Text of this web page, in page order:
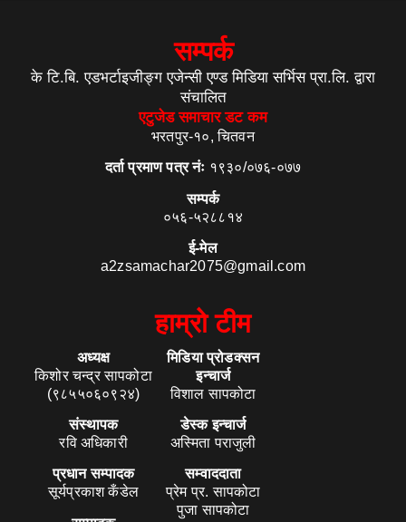
सम्पर्क
के टि.बि. एडभर्टाइजीङ्ग एजेन्सी एण्ड मिडिया सर्भिस प्रा.लि. द्वारा
संचालित
एटुजेड समाचार डट कम
भरतपुर-१०, चितवन
दर्ता प्रमाण पत्र नंः १९३०/०७६-०७७
सम्पर्क
०५६-५२८८१४
ई-मेल
a2zsamachar2075@gmail.com
हाम्रो टीम
अध्यक्ष
किशोर चन्द्र सापकोटा
(९८५५०६०९२४)
संस्थापक
रवि अधिकारी
प्रधान सम्पादक
सूर्यप्रकाश कँडेल
मिडिया प्रोडक्सन
इन्चार्ज
विशाल सापकोटा
डेस्क इन्चार्ज
अस्मिता पराजुली
सम्वाददाता
प्रेम प्र. सापकोटा
पुजा सापकोटा